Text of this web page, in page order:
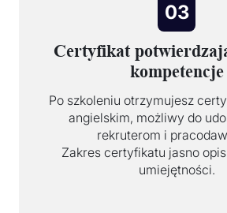
03
Certyfikat
kompetencje
Po szkoleniu otrzymujesz
angielskim, możliwy do
rekruterom i
Zakres certyfikatu jasno
umiejętności.